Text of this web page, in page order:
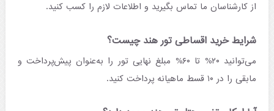
از کارشناسان ما تماس بگیرید و اطلاعات لازم را کسب کنید.
شرایط خرید اقساطی تور هند چیست؟
می‌‌توانید ۲۰% تا ۶۰% مبلغ نهایی تور را به‌‌عنوان پیش‌‌پرداخت و
مابقی را در ۱۰ قسط ماهیانه پرداخت کنید.